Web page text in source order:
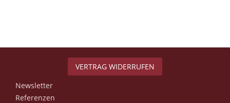
VERTRAG WIDERRUFEN
Newsletter
Referenzen